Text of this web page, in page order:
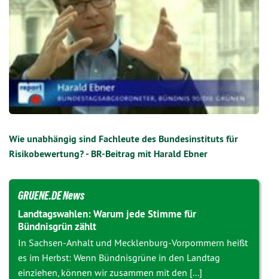
Wie unabhängig sind Fachleute des Bundesinstituts für
Risikobewertung? - BR-Beitrag mit Harald Ebner
GRUENE.DE News
Landtagswahlen: Warum jede Stimme für
Bündnisgrün zählt
In Sachsen-Anhalt und Mecklenburg-Vorpommern heißt
es im Herbst: Wenn Bündnisgrüne in den Landtag
einziehen, können wir zusammen mit den [...]